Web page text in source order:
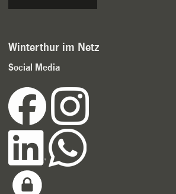
Winterthur im Netz
Social Media